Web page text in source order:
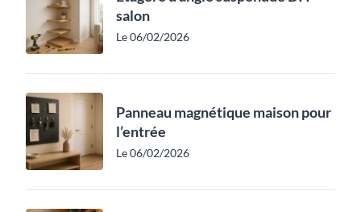
salon
Le 06/02/2026
Panneau magnétique maison pour
l’entrée
Le 06/02/2026